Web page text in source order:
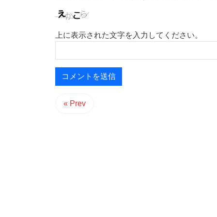
上に表示された文字を入力してください。
« Prev